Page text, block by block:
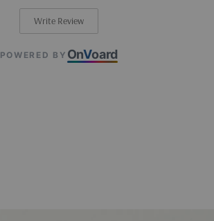
Write Review
POWERED BY OnVoard